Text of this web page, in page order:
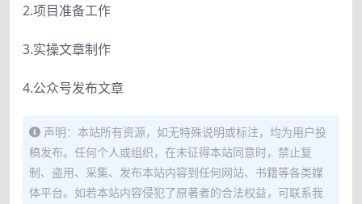
2.项目准备工作
3.实操文章制作
4.公众号发布文章
声明：本站所有资源，如无特殊说明或标注，均为用户投
稿发布。任何个人或组织，在未征得本站同意时，禁止复
制、盗用、采集、发布本站内容到任何网站、书籍等各类媒
体平台。如若本站内容侵犯了原著者的合法权益，可联系我